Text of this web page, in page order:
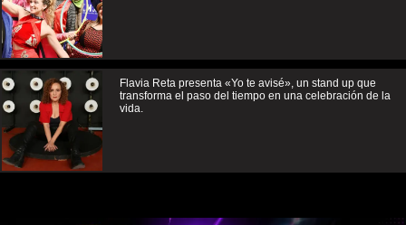
Flavia Reta presenta «Yo te avisé», un stand up que
transforma el paso del tiempo en una celebración de la
vida.